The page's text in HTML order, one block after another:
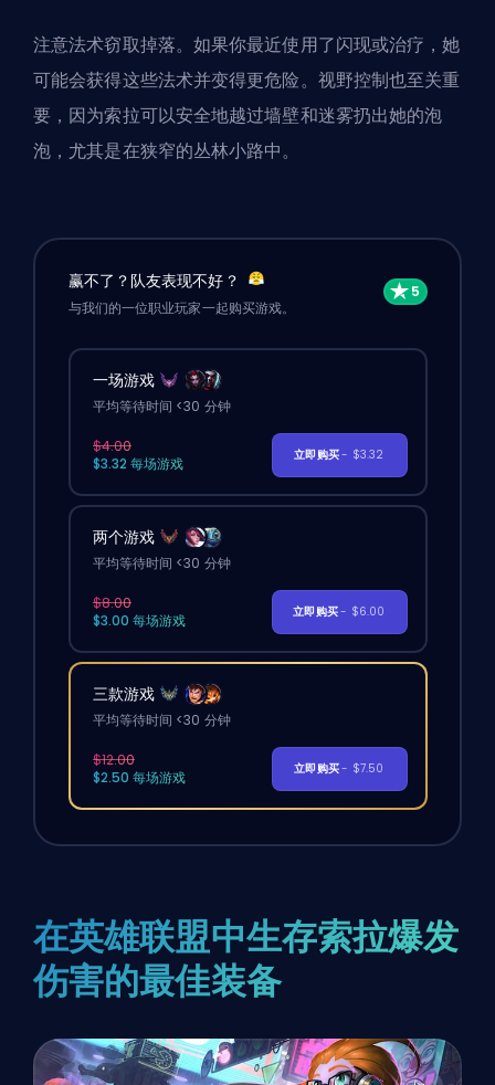
注意法术窃取掉落。如果你最近使用了闪现或治疗，她
可能会获得这些法术并变得更危险。视野控制也至关重
要，因为索拉可以安全地越过墙壁和迷雾扔出她的泡
泡，尤其是在狭窄的丛林小路中。
赢不了？队友表现不好？
与我们的一位职业玩家一起购买游戏。
一场游戏
平均等待时间 <30 分钟
$4.00
$3.32 每场游戏
立即购买- $3.32
两个游戏
平均等待时间 <30 分钟
$8.00
$3.00 每场游戏
立即购买- $6.00
三款游戏
平均等待时间 <30 分钟
$12.00
$2.50 每场游戏
立即购买- $7.50
在英雄联盟中生存索拉爆发
伤害的最佳装备